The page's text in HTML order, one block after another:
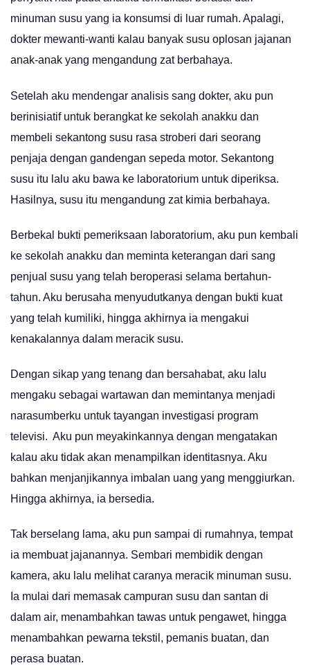
minuman susu yang ia konsumsi di luar rumah. Apalagi,
dokter mewanti-wanti kalau banyak susu oplosan jajanan
anak-anak yang mengandung zat berbahaya.
Setelah aku mendengar analisis sang dokter, aku pun
berinisiatif untuk berangkat ke sekolah anakku dan
membeli sekantong susu rasa stroberi dari seorang
penjaja dengan gandengan sepeda motor. Sekantong
susu itu lalu aku bawa ke laboratorium untuk diperiksa.
Hasilnya, susu itu mengandung zat kimia berbahaya.
Berbekal bukti pemeriksaan laboratorium, aku pun kembali
ke sekolah anakku dan meminta keterangan dari sang
penjual susu yang telah beroperasi selama bertahun-
tahun. Aku berusaha menyudutkanya dengan bukti kuat
yang telah kumiliki, hingga akhirnya ia mengakui
kenakalannya dalam meracik susu.
Dengan sikap yang tenang dan bersahabat, aku lalu
mengaku sebagai wartawan dan memintanya menjadi
narasumberku untuk tayangan investigasi program
televisi. Aku pun meyakinkannya dengan mengatakan
kalau aku tidak akan menampilkan identitasnya. Aku
bahkan menjanjikannya imbalan uang yang menggiurkan.
Hingga akhirnya, ia bersedia.
Tak berselang lama, aku pun sampai di rumahnya, tempat
ia membuat jajanannya. Sembari membidik dengan
kamera, aku lalu melihat caranya meracik minuman susu.
Ia mulai dari memasak campuran susu dan santan di
dalam air, menambahkan tawas untuk pengawet, hingga
menambahkan pewarna tekstil, pemanis buatan, dan
perasa buatan.